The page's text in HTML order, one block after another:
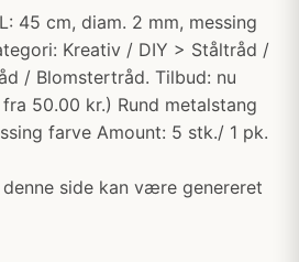
45 cm, diam. 2 mm, messing
Kreativ / DIY > Ståltråd /
/ Blomstertråd. Tilbud: nu
50.00 kr.) Rund metalstang
farve Amount: 5 stk./ 1 pk.
side kan være genereret